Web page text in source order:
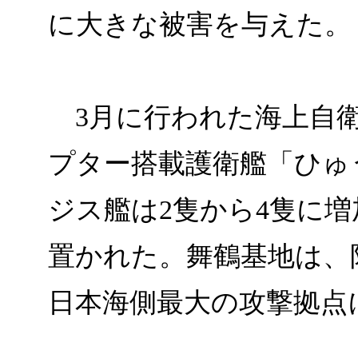
に大きな被害を与えた。
3月に行われた海上自
プター搭載護衛艦「ひ
ジス艦は2隻から4隻に
置かれた。舞鶴基地は
日本海側最大の攻撃拠